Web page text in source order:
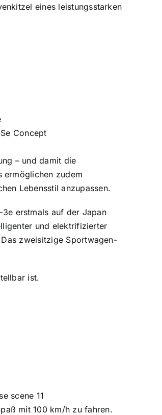
eines leistungsstarken
Concept
– und damit die
ermöglichen zudem
Lebensstil anzupassen.
3e erstmals auf der Japan
und elektrifizierter
zweisitzige Sportwagen-
ist.
mit 100 km/h zu fahren.